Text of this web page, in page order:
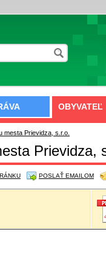
OBYVATEĽ
mesta Prievidza, s.r.o.
Prievidza,
POSLAŤ EMAILOM